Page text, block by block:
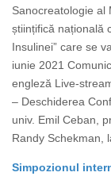
Sanocreatologie al
științifică națională
Insulinei” care se
iunie 2021
engleză Live-
– Deschiderea
univ. Emil Ceban,
Randy Schekman,
Simpozionul